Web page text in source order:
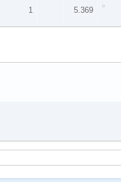
1 5.369